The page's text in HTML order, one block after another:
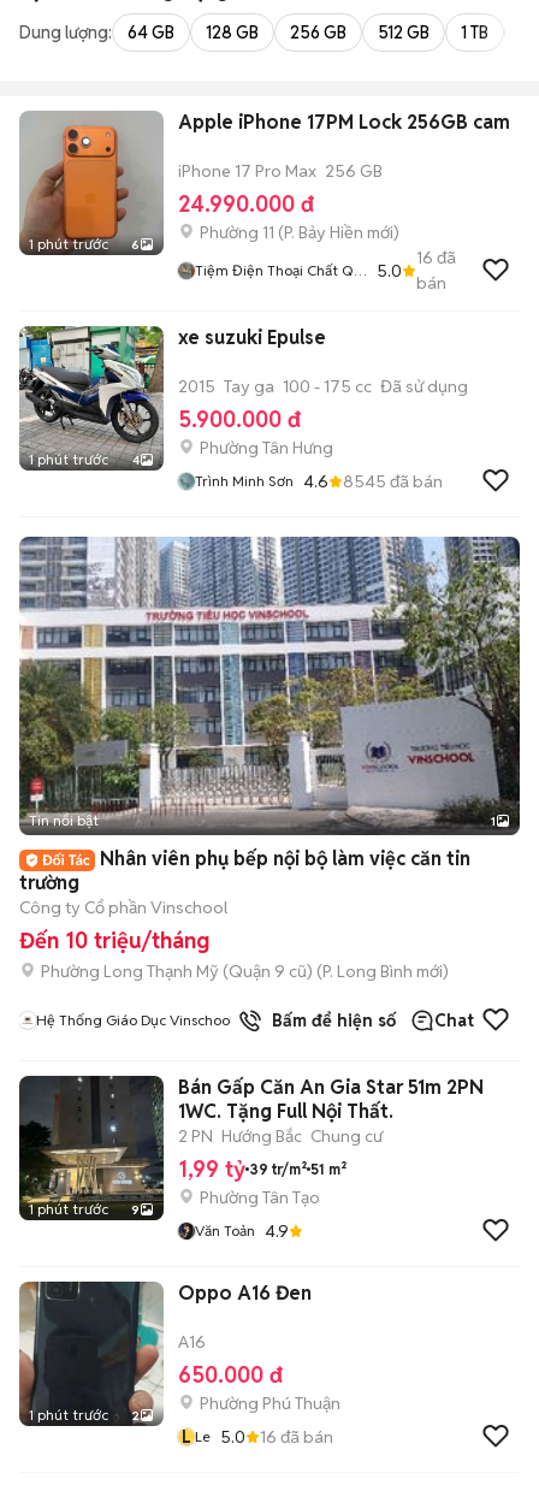
Dung lượng: 64 GB 128 GB 256 GB 512 GB 1 TB
1 phút trước 6
Apple iPhone 17PM Lock 256GB cam
iPhone 17 Pro Max 256 GB
24.990.000 đ
Phường 11 (P. Bảy Hiền mới)
Tiệm Điện Thoại Chất QH
5.0
16 đã
bán
1 phút trước 4
xe suzuki Epulse
2015 Tay ga 100 - 175 cc Đã sử dụng
5.900.000 đ
Phường Tân Hưng
Trình Minh Sơn 4.6 8545 đã bán
Tin nổi bật 1
Nhân viên phụ bếp nội bộ làm việc căn tin
trường
Công ty Cổ phần Vinschool
Đến 10 triệu/tháng
Phường Long Thạnh Mỹ (Quận 9 cũ) (P. Long Bình mới)
Hệ Thống Giáo Dục Vinschool Bấm để hiện số Chat
1 phút trước 9
Bán Gấp Căn An Gia Star 51m 2PN
1WC. Tặng Full Nội Thất.
2 PN Hướng Bắc Chung cư
1,99 tỷ 39 tr/m² 51 m²
Phường Tân Tạo
Văn Toản 4.9
1 phút trước 2
Oppo A16 Đen
A16
650.000 đ
Phường Phú Thuận
L Le 5.0 16 đã bán